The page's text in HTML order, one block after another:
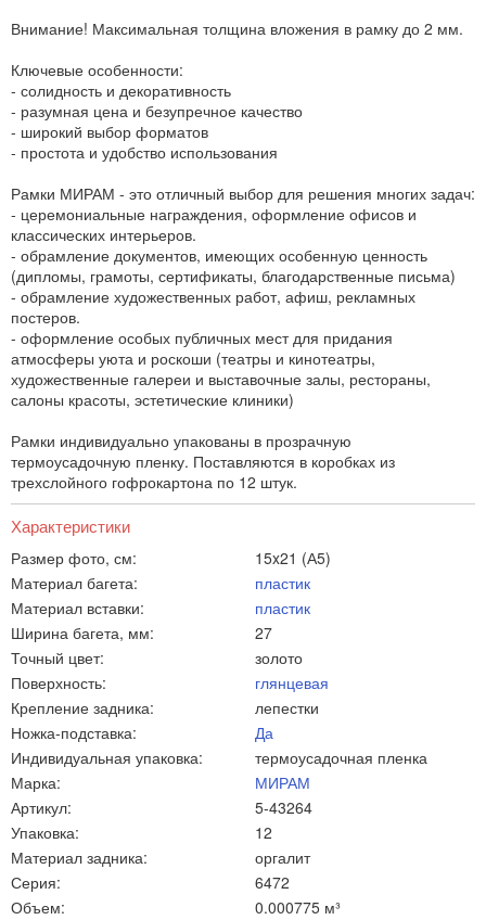
Внимание! Максимальная толщина вложения в рамку до 2 мм.
Ключевые особенности:
- солидность и декоративность
- разумная цена и безупречное качество
- широкий выбор форматов
- простота и удобство использования
Рамки МИРАМ - это отличный выбор для решения многих задач:
- церемониальные награждения, оформление офисов и
классических интерьеров.
- обрамление документов, имеющих особенную ценность
(дипломы, грамоты, сертификаты, благодарственные письма)
- обрамление художественных работ, афиш, рекламных
постеров.
- оформление особых публичных мест для придания
атмосферы уюта и роскоши (театры и кинотеатры,
художественные галереи и выставочные залы, рестораны,
салоны красоты, эстетические клиники)
Рамки индивидуально упакованы в прозрачную
термоусадочную пленку. Поставляются в коробках из
трехслойного гофрокартона по 12 штук.
Характеристики
Размер фото, см:
15x21 (А5)
Материал багета:
пластик
Материал вставки:
пластик
Ширина багета, мм:
27
Точный цвет:
золото
Поверхность:
глянцевая
Крепление задника:
лепестки
Ножка-подставка:
Да
Индивидуальная упаковка:
термоусадочная пленка
Марка:
МИРАМ
Артикул:
5-43264
Упаковка:
12
Материал задника:
оргалит
Серия:
6472
Объем:
0.000775 м³